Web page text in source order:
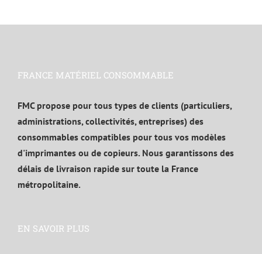
FRANCE MATÉRIEL CONSOMMABLE
FMC propose pour tous types de clients (particuliers,
administrations, collectivités, entreprises) des
consommables compatibles pour tous vos modèles
d'imprimantes ou de copieurs. Nous garantissons des
délais de livraison rapide sur toute la France
métropolitaine.
EN SAVOIR PLUS